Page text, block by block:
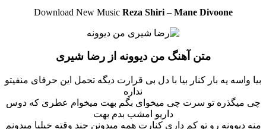
Download New Music Reza Shiri– Mane Divoone
متن آهنگ من دیوونه از رضا شیری
بیا واسه یه بار کنار بیا با دل بی قرارت دیگه تحمل این حرفای منفیتو
نداره
چی میگذره تو سرت چی میخوای بگم بهت میخوام عطری که دوس
داریو امشب بدم بهت
منه دیوونه رو تو کم داری کنارت همه میدونن چند وقته خیلیا میدونم